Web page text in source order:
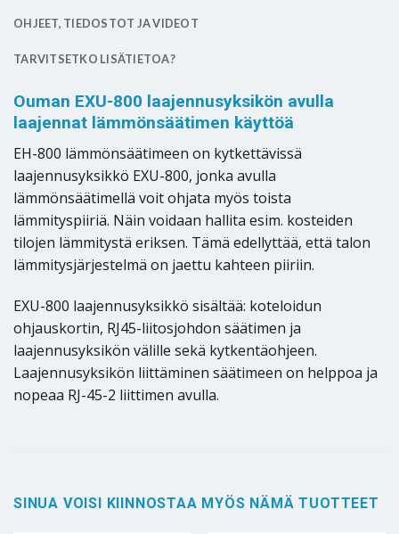
OHJEET, TIEDOSTOT JA VIDEOT
TARVITSETKO LISÄTIETOA?
Ouman EXU-800 laajennusyksikön avulla
laajennat lämmönsäätimen käyttöä
EH-800 lämmönsäätimeen on kytkettävissä
laajennusyksikkö EXU-800, jonka avulla
lämmönsäätimellä voit ohjata myös toista
lämmityspiiriä. Näin voidaan hallita esim. kosteiden
tilojen lämmitystä eriksen. Tämä edellyttää, että talon
lämmitysjärjestelmä on jaettu kahteen piiriin.
EXU-800 laajennusyksikkö sisältää: koteloidun
ohjauskortin, RJ45-liitosjohdon säätimen ja
laajennusyksikön välille sekä kytkentäohjeen.
Laajennusyksikön liittäminen säätimeen on helppoa ja
nopeaa RJ-45-2 liittimen avulla.
SINUA VOISI KIINNOSTAA MYÖS NÄMÄ TUOTTEET